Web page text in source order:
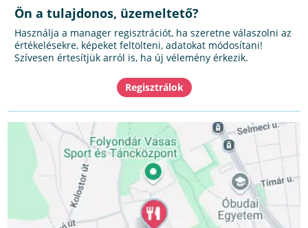
Ön a tulajdonos, üzemeltető?
Használja a manager regisztrációt, ha szeretne válaszolni az
értékelésekre, képeket feltölteni, adatokat módosítani!
Szívesen értesítjük arról is, ha új vélemény érkezik.